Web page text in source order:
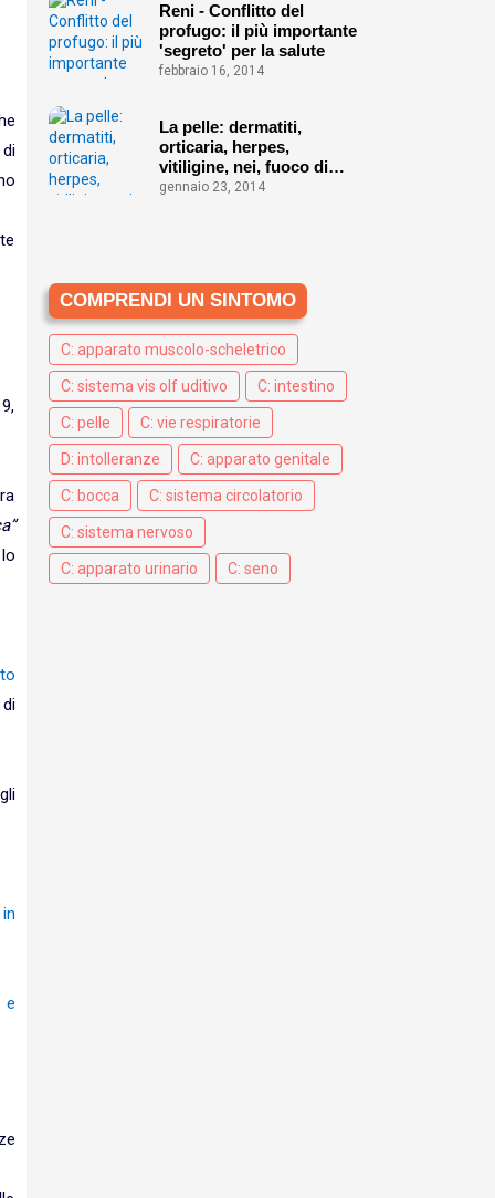
e
Reni - Conflitto del
profugo: il più importante
'segreto' per la salute
febbraio 16, 2014
La pelle: dermatiti,
orticaria, herpes,
vitiligine, nei, fuoco di
Sant'Antonio ecc.
gennaio 23, 2014
COMPRENDI UN SINTOMO
C: apparato muscolo-scheletrico
C: sistema vis olf uditivo C: intestino
C: pelle C: vie respiratorie
D: intolleranze C: apparato genitale
C: bocca C: sistema circolatorio
C: sistema nervoso
C: apparato urinario C: seno